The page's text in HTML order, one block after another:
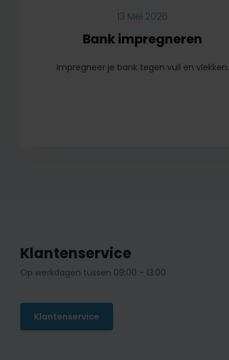
13 Mei 2026
Bank impregneren
Impregneer je bank tegen vuil en vlekken.
Klantenservice
Op werkdagen tussen 09:00 - 13:00
Klantenservice